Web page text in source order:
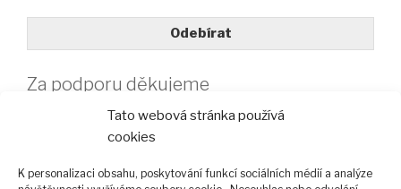
Tato webová stránka používá
cookies
K personalizaci obsahu, poskytování funkcí sociálních médií a analýze
Odebírat
Za podporu děkujeme